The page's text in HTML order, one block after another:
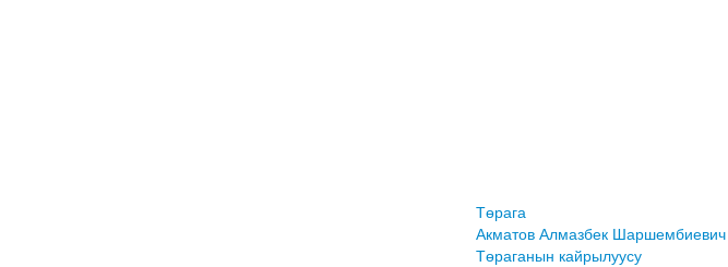
Төрага
Акматов Алмазбек Шаршембиевич
Төраганын кайрылуусу